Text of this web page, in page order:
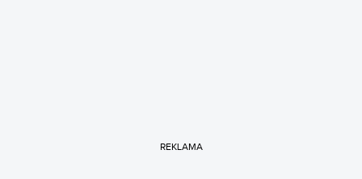
REKLAMA